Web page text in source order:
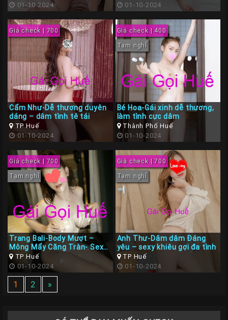
01-10-2024
01-10-2024
Giá check | 700
Cẩm Như-Dễ thương duyên
dáng – dâm tình tê tái
TP Huế
01-10-2024
Giá check | 400
Tạm nghỉ
Bé Hoa-Gái xinh dễ thương,
làm tình cực dâm
Thành Phố Huế
01-10-2024
Giá check | 700
Tạm nghỉ
Trang Bali-Body Mượt –
Mông Mẩy Căng Tràn- Sexy
Dâm Đãng
TP Huế
01-10-2024
Giá check | 700
Tạm nghỉ
Anh Thư-Dâm dâm Đáng
yêu – sexy khiêu gợi đa tình
TP Huế
01-10-2024
1 2 »